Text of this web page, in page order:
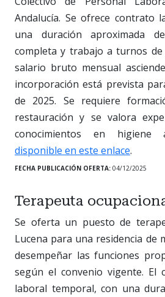
Andalucía. Se ofrece contrato
una duración aproximada
completa y trabajo a turnos de
salario bruto mensual
incorporación está prevista
de 2025. Se requiere
restauración y se valora
conocimientos en higiene
disponible en este enlace.
FECHA PUBLICACIÓN OFERTA: 04/12/2025
Terapeuta
Se oferta un puesto de
Lucena para una residencia de
desempeñar las funciones
según el convenio vigente. El
laboral temporal, con una